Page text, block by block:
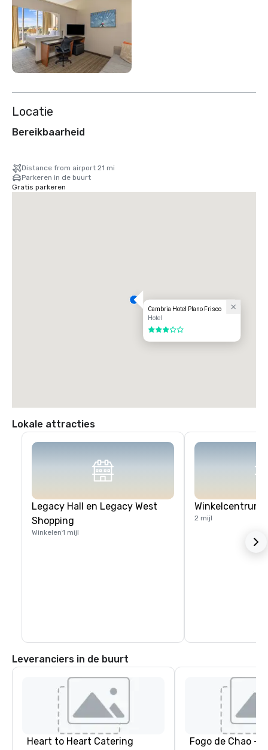
Locatie
Bereikbaarheid
Distance from airport 21 mi
Parkeren in de buurt
Gratis parkeren
Cambria Hotel Plano Frisco
Hotel
3 van 5
Lokale attracties
Legacy Hall en Legacy West
Shopping
Winkelen1 mijl
Winkelcentrum
2 mijl
Leveranciers in de buurt
Heart to Heart Catering Fogo de Chao -